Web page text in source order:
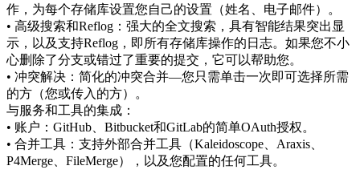
作，为每个存储库设置您自己的设置（姓名、电子邮件）。
• 高级搜索和Reflog：强大的全文搜索，具有智能结果突出显
示，以及支持Reflog，即所有存储库操作的日志。如果您不小
心删除了分支或错过了重要的提交，它可以帮助您。
• 冲突解决：简化的冲突合并—您只需单击一次即可选择所需
的方（您或传入的方）。
与服务和工具的集成：
• 账户：GitHub、Bitbucket和GitLab的简单OAuth授权。
• 合并工具：支持外部合并工具（Kaleidoscope、Araxis、
P4Merge、FileMerge），以及您配置的任何工具。